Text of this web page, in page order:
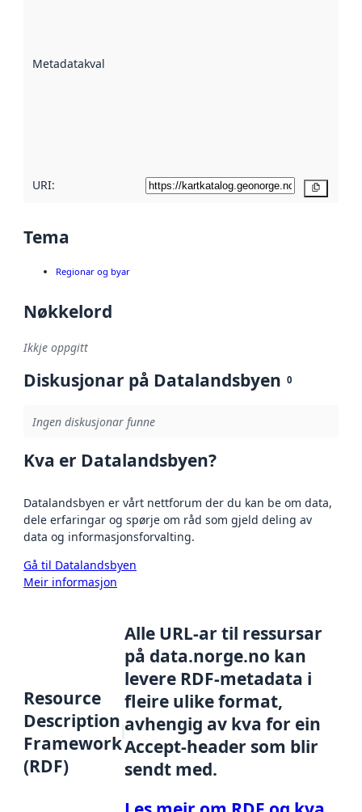
Metadatakvalitet
URI:
Tema
Regionar og byar
Nøkkelord
Ikkje oppgitt
Diskusjonar på Datalandsbyen 0
Ingen diskusjonar funne
Kva er Datalandsbyen?
Datalandsbyen er vårt nettforum der du kan be om data,
dele erfaringar og spørje om råd som gjeld deling av
data og informasjonsforvalting.
Gå til Datalandsbyen
Meir informasjon
Resource
Description
Framework
(RDF)
Alle URL-ar til ressursar
på data.norge.no kan
levere RDF-metadata i
fleire ulike format,
avhengig av kva for ein
Accept-header som blir
sendt med.